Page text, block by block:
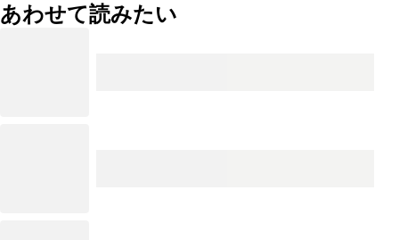
あわせて読みたい